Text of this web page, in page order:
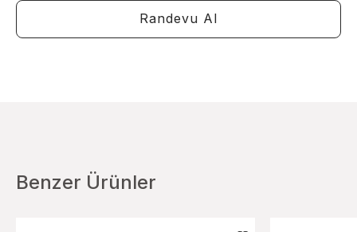
Randevu Al
Benzer Ürünler